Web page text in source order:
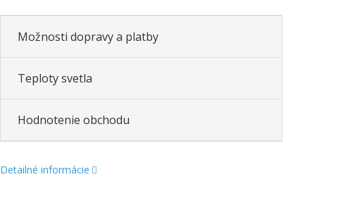
Možnosti dopravy a platby
Teploty svetla
Hodnotenie obchodu
Detailné informácie